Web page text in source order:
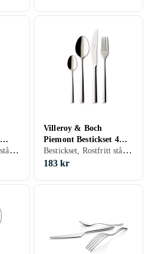
Bestickset, Rostfritt stål, 16 st, Tål maskindisk
Villeroy & Boch
Piemont Bestickset 4
Delar
Bestickset, Rostfritt stål, 4 st, Tål maskindisk
183 kr